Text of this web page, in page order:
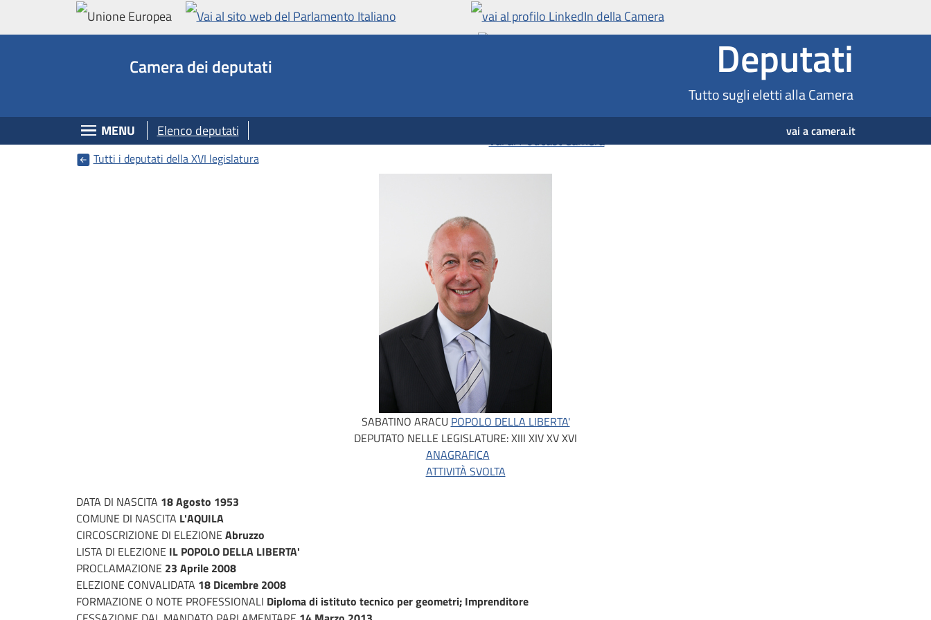
Deputati, Camera dei Deputati -
Salta al contenuto principale
Salta al menu di navigazione
Camera dei deputati Deputati
Tutto sugli eletti alla Camera
MENU
EspandiElenco deputati
vai a camera.it
Tutti i deputati della XVI legislatura
SABATINO ARACU POPOLO DELLA LIBERTA'
DEPUTATO NELLE LEGISLATURE:XIII XIVXVXVI
ANAGRAFICA
ATTIVITÀ SVOLTA
DATA DI NASCITA 18 Agosto 1953
COMUNE DI NASCITA L'AQUILA
CIRCOSCRIZIONE DI ELEZIONE Abruzzo
LISTA DI ELEZIONE IL POPOLO DELLA LIBERTA'
PROCLAMAZIONE 23 Aprile 2008
ELEZIONE CONVALIDATA 18 Dicembre 2008
FORMAZIONE O NOTE PROFESSIONALI Diploma di istituto tecnico per geometri; Imprenditore
Navigazione pagine di servizio
Salta al contenuto principale
Salta al menu di navigazione
Vai a inizio pagina